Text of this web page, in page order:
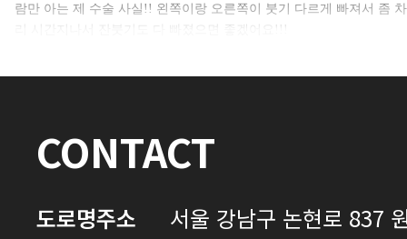
로그인 후 확인하실 수 있습니다.
람만 아는 제 수술 사실!! 왼쪽이랑 오른쪽이 붓기 다르게 빠져서 좀
리 시간지나서 잔붓기도 다 빠졌으면 좋겠어요!!!
CONTACT
도로명주소
서울 강남구 논현로 837